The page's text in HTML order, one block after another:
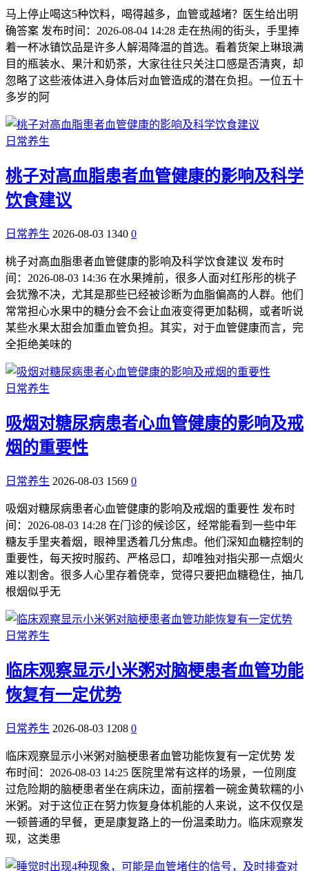
马上停止喝这5种饮料，喝得越多，血管或越堵？医生给出明
确答案 发布时间：2026-08-04 14:28 走在热闹的街头，手里捧
着一杯冰镇饮品是许多人解渴降温的首选。看着货架上琳琅满
目的瓶装水、果汁和奶茶，大家往往只关注口感是否清爽，却
忽略了这些液体进入身体后对血管造成的潜在负担。一位五十
多岁的阿
日常养生
桃子对高血脂患者血管健康的影响及科学
饮食建议
日常养生 2026-08-03 1340 0
桃子对高血脂患者血管健康的影响及科学饮食建议 发布时
间：2026-08-03 14:36 在水果摊前，很多人面对红彤彤的桃子
会犹豫不决，尤其是那些已经被诊断为血脂偏高的人群。他们
常常担心水果中的糖分会不会让血液变得更加黏稠，或者听说
某些水果太甜会加重血管负担。其实，对于血管健康而言，完
全拒绝美味的
日常养生
吸烟对糖尿病患者心血管健康的影响及戒
烟的重要性
日常养生 2026-08-03 1569 0
吸烟对糖尿病患者心血管健康的影响及戒烟的重要性 发布时
间：2026-08-03 14:28 在门诊的候诊区，经常能看到一些中年
糖友手里夹着烟，眼神里透着几分焦虑。他们深知血糖控制的
重要性，每天按时服药、严格忌口，却唯独对指尖那一点烟火
难以割舍。很多人心里存着侥幸，觉得只要把血糖稳住，抽几
根烟似乎无
日常养生
临床观察显示小米粥对脑梗患者血管功能
恢复有一定优势
日常养生 2026-08-03 1208 0
临床观察显示小米粥对脑梗患者血管功能恢复有一定优势 发
布时间：2026-08-03 14:25 医院里常有这样的场景，一位刚度
过危险期的脑梗患者坐在病床边，面前摆着一碗金黄软糯的小
米粥。对于这位正在努力恢复身体机能的人来说，这不仅仅是
一顿普通的早餐，更是康复路上的一份温柔助力。临床观察发
现，这类患